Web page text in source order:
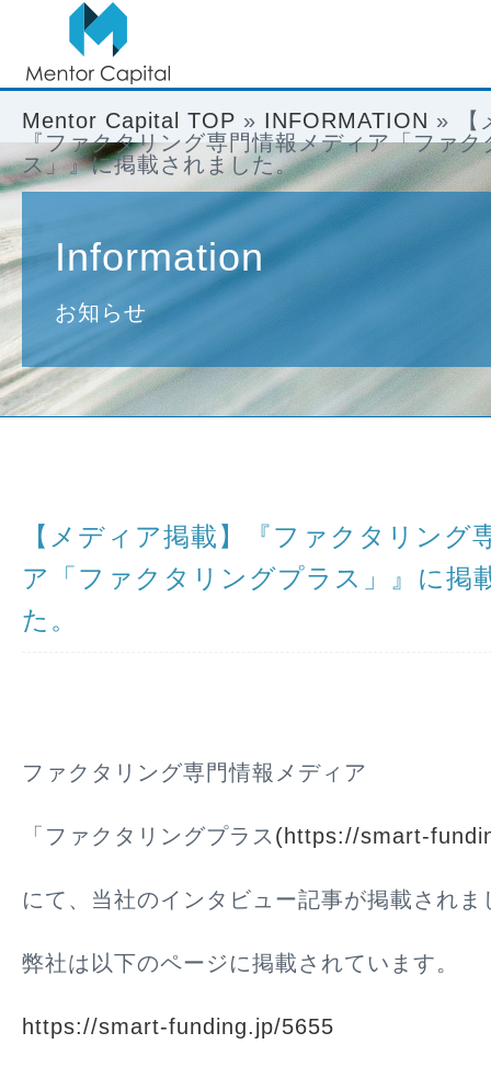
Mentor Capital TOP » INFORMATION »
『ファクタリング専門情報メディア「ファク
ス」』に掲載されました。
Information
お知らせ
【メディア掲載】『ファクタリング
ア「ファクタリングプラス」』に掲
た。
ファクタリング専門情報メディア
「ファクタリングプラス (https://smart-
にて、当社のインタビュー記事が掲載されま
弊社は以下のページに掲載されています。
https://smart-funding.jp/5655